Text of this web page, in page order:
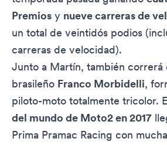
Premios y nueve carreras de
un total de veintidós podios
carreras de velocidad).
Junto a Martín, también correrá
brasileño Franco Morbidelli,
piloto-moto totalmente tricolor.
del mundo de Moto2 en 2017
Prima Pramac Racing con